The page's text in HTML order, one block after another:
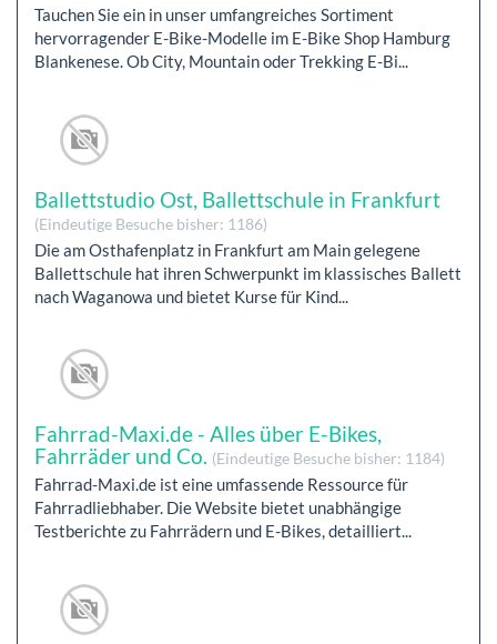
Tauchen Sie ein in unser umfangreiches Sortiment
hervorragender E-Bike-Modelle im E-Bike Shop Hamburg
Blankenese. Ob City, Mountain oder Trekking E-Bi...
Ballettstudio Ost, Ballettschule in Frankfurt
(Eindeutige Besuche bisher: 1186)
Die am Osthafenplatz in Frankfurt am Main gelegene
Ballettschule hat ihren Schwerpunkt im klassisches Ballett
nach Waganowa und bietet Kurse für Kind...
Fahrrad-Maxi.de - Alles über E-Bikes,
Fahrräder und Co. (Eindeutige Besuche bisher: 1184)
Fahrrad-Maxi.de ist eine umfassende Ressource für
Fahrradliebhaber. Die Website bietet unabhängige
Testberichte zu Fahrrädern und E-Bikes, detailliert...